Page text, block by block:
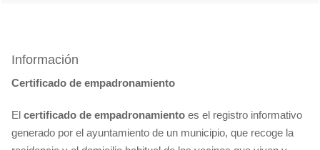
Información
Certificado de empadronamiento
El certificado de empadronamiento es el registro informativo
generado por el ayuntamiento de un municipio, que recoge la